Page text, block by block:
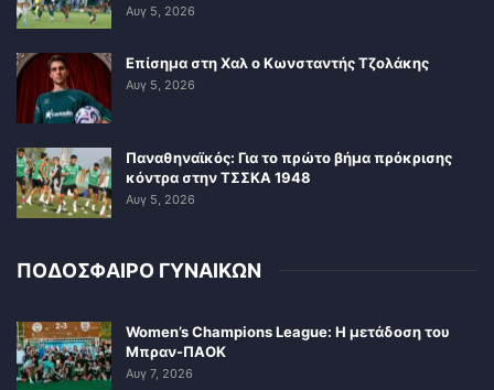
Αυγ 5, 2026
Επίσημα στη Χαλ ο Κωνσταντής Τζολάκης
Αυγ 5, 2026
Παναθηναϊκός: Για το πρώτο βήμα πρόκρισης
κόντρα στην ΤΣΣΚΑ 1948
Αυγ 5, 2026
ΠΟΔΟΣΦΑΙΡΟ ΓΥΝΑΙΚΩΝ
Women’s Champions League: Η μετάδοση του
Μπραν-ΠΑΟΚ
Αυγ 7, 2026